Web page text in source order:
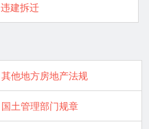
违建拆迁
其他地方房地产法规
国土管理部门规章